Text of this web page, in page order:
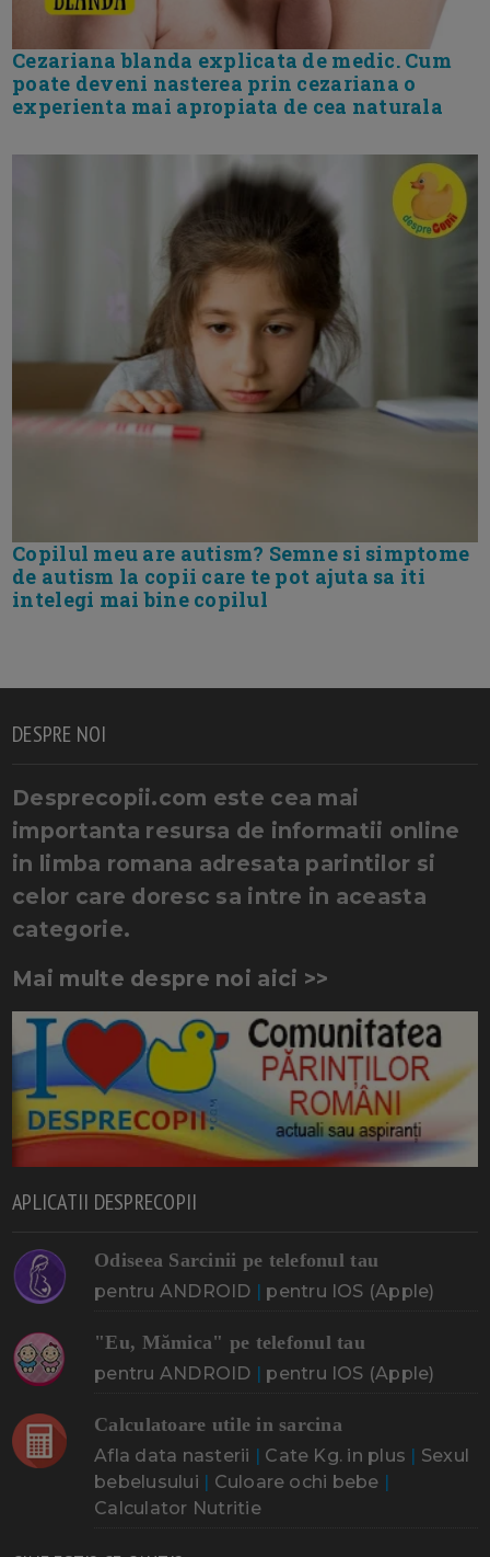
Cezariana blanda explicata de medic. Cum
poate deveni nasterea prin cezariana o
experienta mai apropiata de cea naturala
Copilul meu are autism? Semne si simptome
de autism la copii care te pot ajuta sa iti
intelegi mai bine copilul
DESPRE NOI
Desprecopii.com este cea mai
importanta resursa de informatii online
in limba romana adresata parintilor si
celor care doresc sa intre in aceasta
categorie.
Mai multe despre noi aici >>
APLICATII DESPRECOPII
Odiseea Sarcinii pe telefonul tau
pentru ANDROID | pentru IOS (Apple)
"Eu, Mămica" pe telefonul tau
pentru ANDROID | pentru IOS (Apple)
Calculatoare utile in sarcina
Afla data nasterii | Cate Kg. in plus | Sexul
bebelusului | Culoare ochi bebe |
Calculator Nutritie